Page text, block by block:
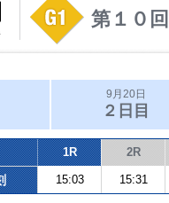
第１０
9月20日
２日目
1R 2R
15:03 15:31